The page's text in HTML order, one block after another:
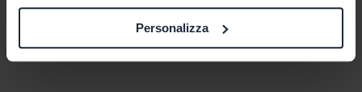
Personalizza